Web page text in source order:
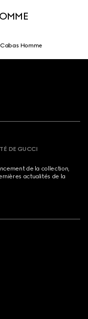
Homme
DE GUCCI
de la collection,
actualités de la